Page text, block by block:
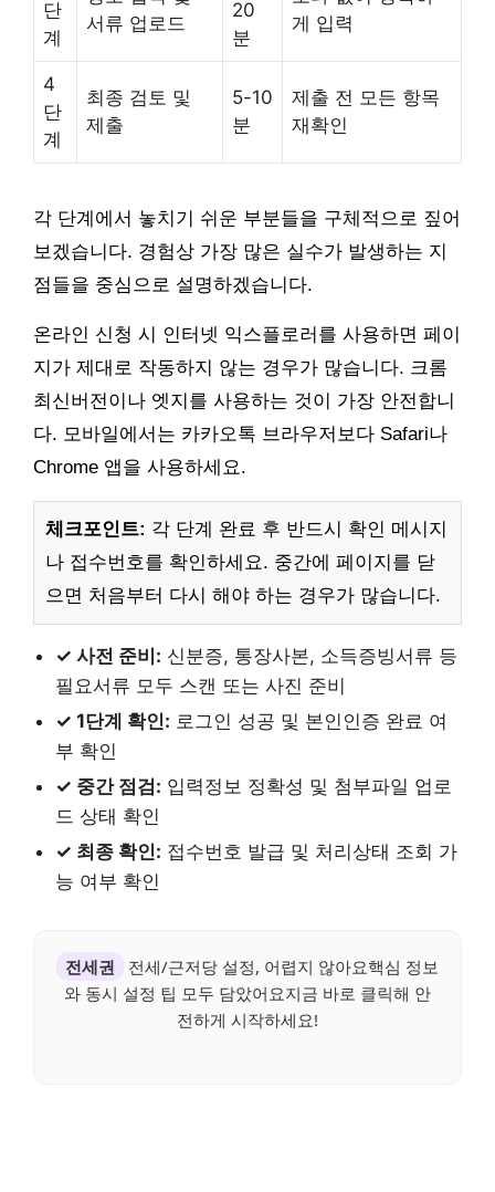
단
계
서류 업로드
20
분
게 입력
4
단
계
최종 검토 및
제출
5-10
분
제출 전 모든 항목
재확인
각 단계에서 놓치기 쉬운 부분들을 구체적으로 짚어
보겠습니다. 경험상 가장 많은 실수가 발생하는 지
점들을 중심으로 설명하겠습니다.
온라인 신청 시 인터넷 익스플로러를 사용하면 페이
지가 제대로 작동하지 않는 경우가 많습니다. 크롬
최신버전이나 엣지를 사용하는 것이 가장 안전합니
다. 모바일에서는 카카오톡 브라우저보다 Safari나
Chrome 앱을 사용하세요.
체크포인트: 각 단계 완료 후 반드시 확인 메시지
나 접수번호를 확인하세요. 중간에 페이지를 닫
으면 처음부터 다시 해야 하는 경우가 많습니다.
✓ 사전 준비: 신분증, 통장사본, 소득증빙서류 등
필요서류 모두 스캔 또는 사진 준비
✓ 1단계 확인: 로그인 성공 및 본인인증 완료 여
부 확인
✓ 중간 점검: 입력정보 정확성 및 첨부파일 업로
드 상태 확인
✓ 최종 확인: 접수번호 발급 및 처리상태 조회 가
능 여부 확인
전세권
전세/근저당 설정, 어렵지 않아요핵심 정보
와 동시 설정 팁 모두 담았어요지금 바로 클릭해 안
전하게 시작하세요!